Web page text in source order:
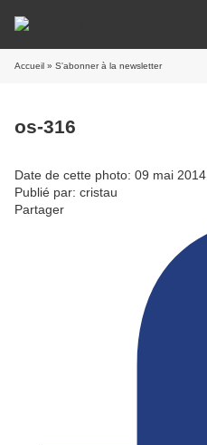
Accueil » S'abonner à la newsletter
os-316
Date de cette photo: 09 mai 2014
Publié par: cristau
Partager